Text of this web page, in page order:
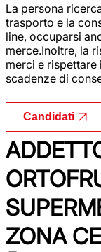
La persona
trasporto e la
line, occuparsi
merce.Inoltre, la
merci e
scadenze di
Candidati
ZONA